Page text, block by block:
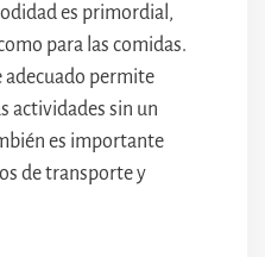
es primordial,
para las comidas.
permite
actividades sin un
es importante
de transporte y